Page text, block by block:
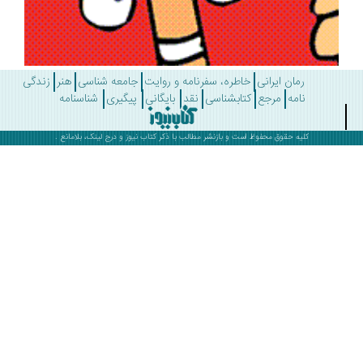
رمان ایرانی خاطره، سفرنامه و روایت جامعه شناسی هنر زندگی
مرجع کتابشناسی نقد بایگانی پیگیری شناسنامه
کلیه حقوق محفوظ است و بازنشر مطالب با ذکرکتاب نیوز و درج لینک، بلامانع .